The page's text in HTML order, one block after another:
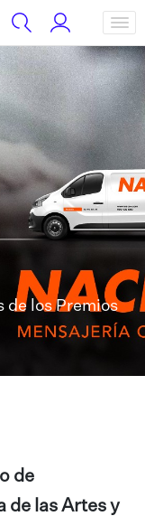
de los Premios
de
de las Artes y